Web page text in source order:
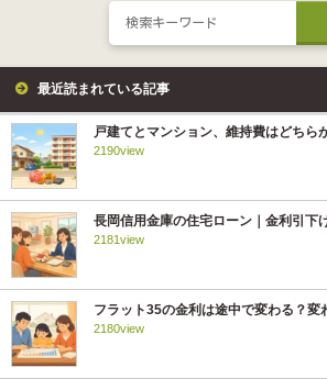
最近読まれている記事
戸建てとマンション、維持費はどちら
2190view
長岡信用金庫の住宅ローン｜金利引下
2181view
フラット35の金利は途中で変わる？変
2180view